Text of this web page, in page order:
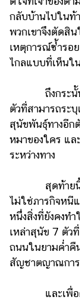
กลับบ้านไปในท้
พวกเขาจึงตัดสิน
เหตุการณ์ซ้ำรอ
ไกลแบบที่เห็นใ
ถึงกระนั้น จ
ตัวที่สามารถระ
สุนัขพันธุ์ทางอีก
หมาของใคร แล
ระหว่างทาง
สุดท้ายนี้ แม้
ไม่ใช่ภารกิจหนี
หนึ่งสิ่งที่ยังคงท
เหล่าสุนัข 7 ตัว
ถนนในยามค่ำคื
สัญชาตญาณการ
และเพื่อควา